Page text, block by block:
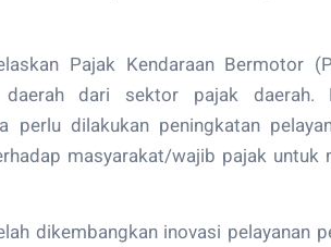
Pajak Kendaraan Bermotor
dari sektor pajak daerah.
perlu dilakukan peningkatan
masyarakat/wajib pajak untuk
dikembangkan inovasi pelayanan